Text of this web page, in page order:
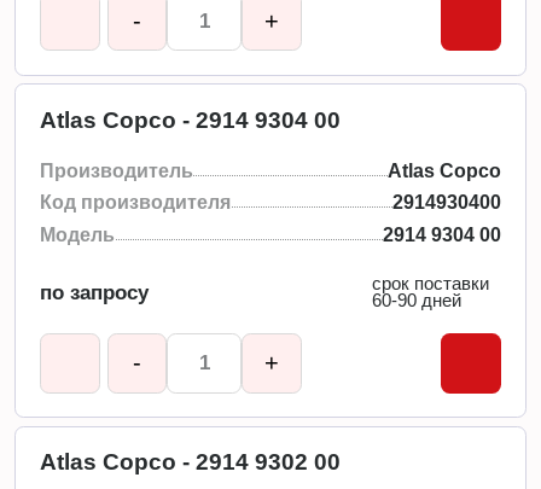
- +
Atlas Copco - 2914 9304 00
Производитель
Atlas Copco
Код производителя
2914930400
Модель
2914 9304 00
по запросу
срок поставки
60-90 дней
- +
Atlas Copco - 2914 9302 00